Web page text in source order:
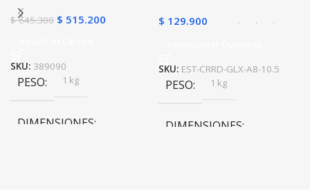
$645.300 $ 515.200
SKU: 389090
PESO 1 kg
DIMENSIONES
$ 129.900
SKU: EST-CRRD-GLX-A8-10.5
PESO 1 kg
DIMENSIONES